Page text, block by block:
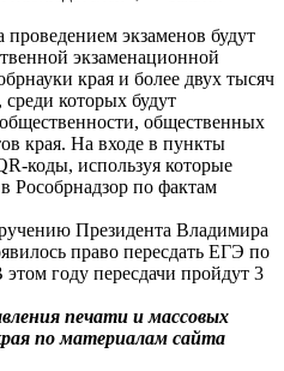
экзаменов будут
экзаменационной
края и более двух тысяч
которых будут
общественных
края. На входе в пункты
коды, используя которые
Рособрнадзор по фактам
Президента Владимира
право пересдать ЕГЭ по
году пересдачи пройдут 3
печати и массовых
по материалам сайта